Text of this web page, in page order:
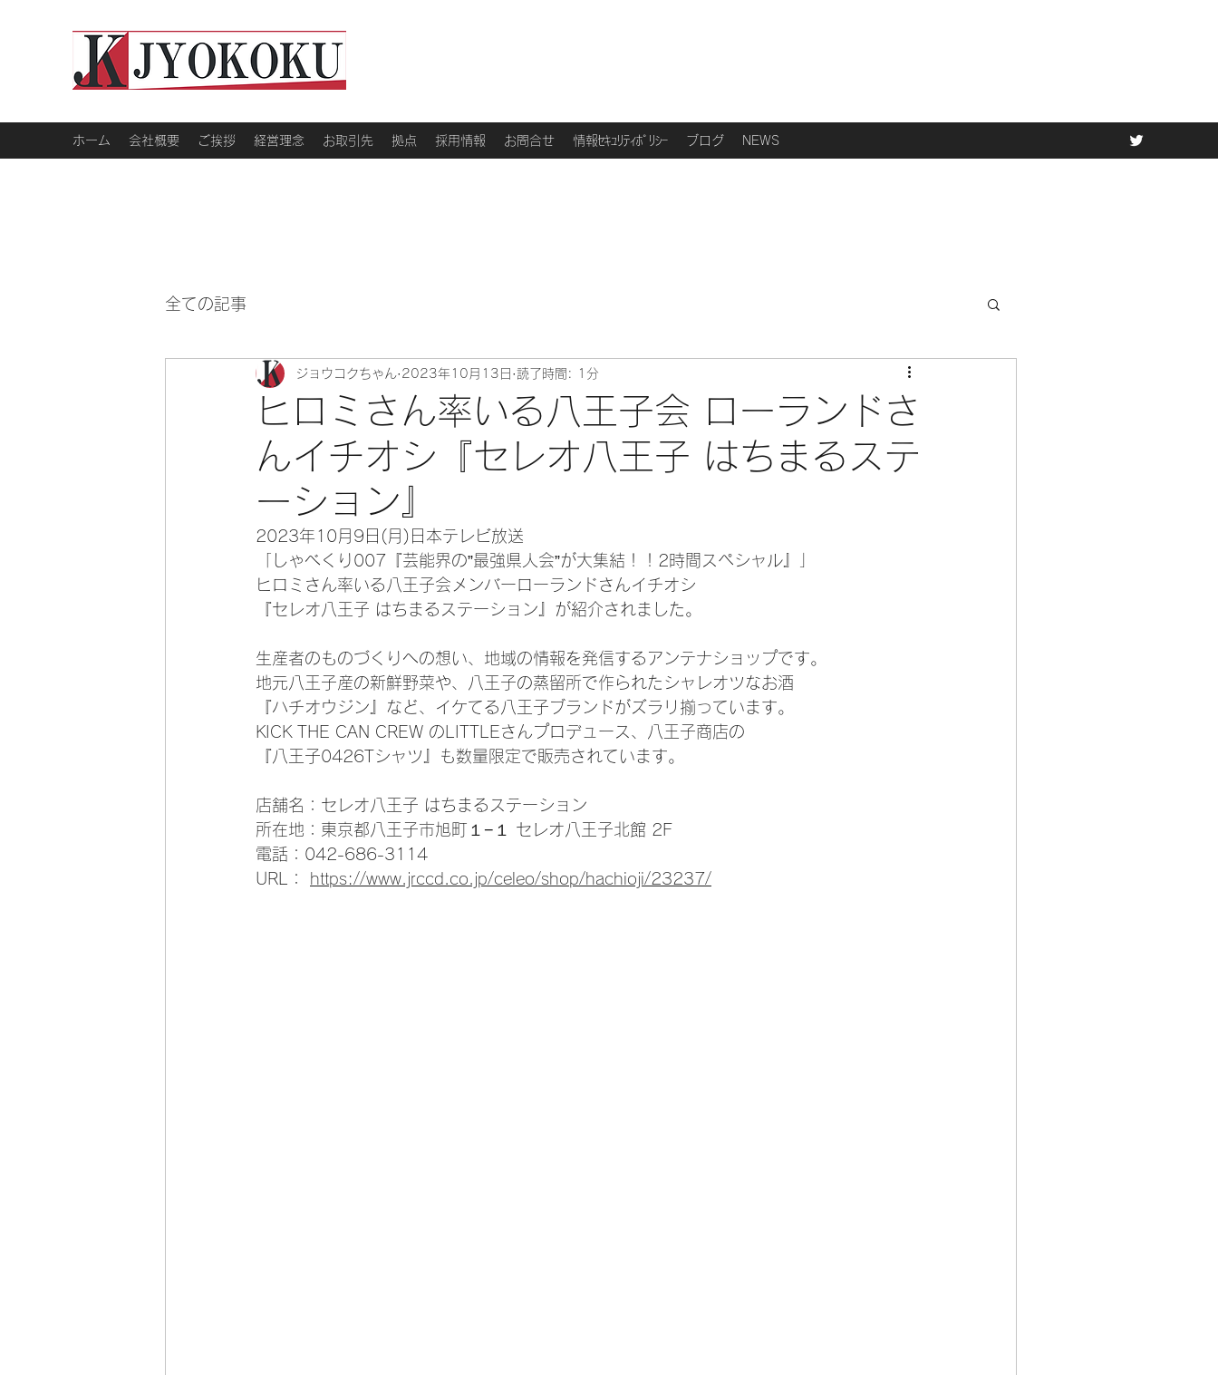
ホーム 会社概要 ご挨拶 経営理念 お取引先 拠点 採用情報 お問合せ 情報ｾｷｭﾘﾃｨﾎﾟﾘｼｰ ブログ NEWS
全ての記事
ヒロミさん率いる八王子会 ローランドさ
んイチオシ『セレオ八王子 はちまるステ
ーション』
ジョウコクちゃん 2023年10月13日 読了時間: 1分
2023年10月9日(月)日本テレビ放送
「しゃべくり007『芸能界の”最強県人会”が大集結！！2時間スペシャル』」
ヒロミさん率いる八王子会メンバーローランドさんイチオシ
『セレオ八王子 はちまるステーション』が紹介されました。
生産者のものづくりへの想い、地域の情報を発信するアンテナショップです。
地元八王子産の新鮮野菜や、八王子の蒸留所で作られたシャレオツなお酒
『ハチオウジン』など、イケてる八王子ブランドがズラリ揃っています。
KICK THE CAN CREW のLITTLEさんプロデュース、八王子商店の
『八王子0426Tシャツ』も数量限定で販売されています。
店舗名：セレオ八王子 はちまるステーション
所在地：東京都八王子市旭町１−１ セレオ八王子北館 2F
電話：042-686-3114
URL：
https://www.jrccd.co.jp/celeo/shop/hachioji/23237/